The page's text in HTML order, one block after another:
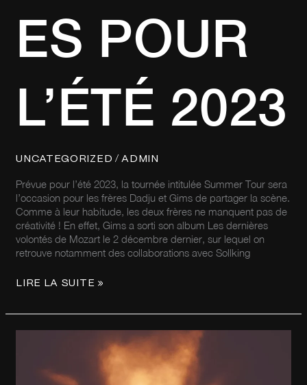
ES POUR
L’ÉTÉ 2023
UNCATEGORIZED / ADMIN
Prévue pour l’été 2023, la tournée intitulée Summer Tour sera
l’occasion pour les frères Dadju et Gims de partager la scène.
Comme à leur habitude, les deux frères ne manquent pas de
créativité ! En effet, Gims a sorti son album Les dernières
volontés de Mozart le 2 décembre dernier, sur lequel on
retrouve notamment des collaborations avec Sollking
LIRE LA SUITE »